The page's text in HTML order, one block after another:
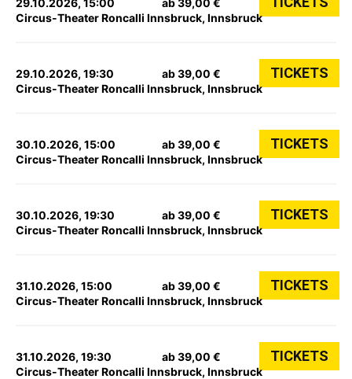
Circus-Theater Roncalli Innsbruck, Innsbruck
29.10.2026, 19:30
Circus-Theater Roncalli Innsbruck, Innsbruck
ab 39,00 € TICKETS
30.10.2026, 15:00
Circus-Theater Roncalli Innsbruck, Innsbruck
ab 39,00 € TICKETS
30.10.2026, 19:30
Circus-Theater Roncalli Innsbruck, Innsbruck
ab 39,00 € TICKETS
31.10.2026, 15:00
Circus-Theater Roncalli Innsbruck, Innsbruck
ab 39,00 € TICKETS
31.10.2026, 19:30
Circus-Theater Roncalli Innsbruck, Innsbruck
ab 39,00 € TICKETS